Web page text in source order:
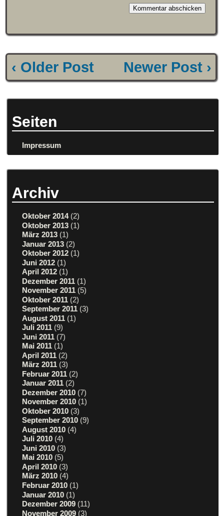
‹ Older Post Newer Post ›
Seiten
Impressum
Archiv
Oktober 2014(2)
Oktober 2013 (1)
März 2013 (1)
Januar 2013 (2)
Oktober 2012 (1)
Juni 2012 (1)
April 2012 (1)
Dezember 2011 (1)
November 2011 (5)
Oktober 2011 (2)
September 2011 (3)
August 2011 (1)
Juli 2011 (9)
Juni 2011 (7)
Mai 2011 (1)
April 2011 (2)
März 2011 (3)
Februar 2011 (2)
Januar 2011 (2)
Dezember 2010 (7)
November 2010 (1)
Oktober 2010 (3)
September 2010 (9)
August 2010 (4)
Juli 2010 (4)
Juni 2010 (3)
Mai 2010 (5)
April 2010 (3)
März 2010 (4)
Februar 2010 (1)
Januar 2010 (1)
Dezember 2009 (11)
November 2009 (3)